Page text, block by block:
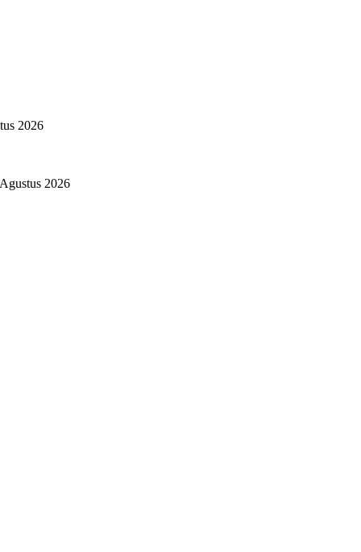
2026
2026